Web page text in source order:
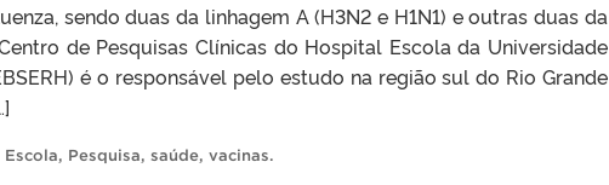
sendo duas da linhagem A (H3N2 e H1N1) e outras duas da
de Pesquisas Clínicas do Hospital Escola da Universidade
é o responsável pelo estudo na região sul do Rio Grande
, Pesquisa, saúde, vacinas.